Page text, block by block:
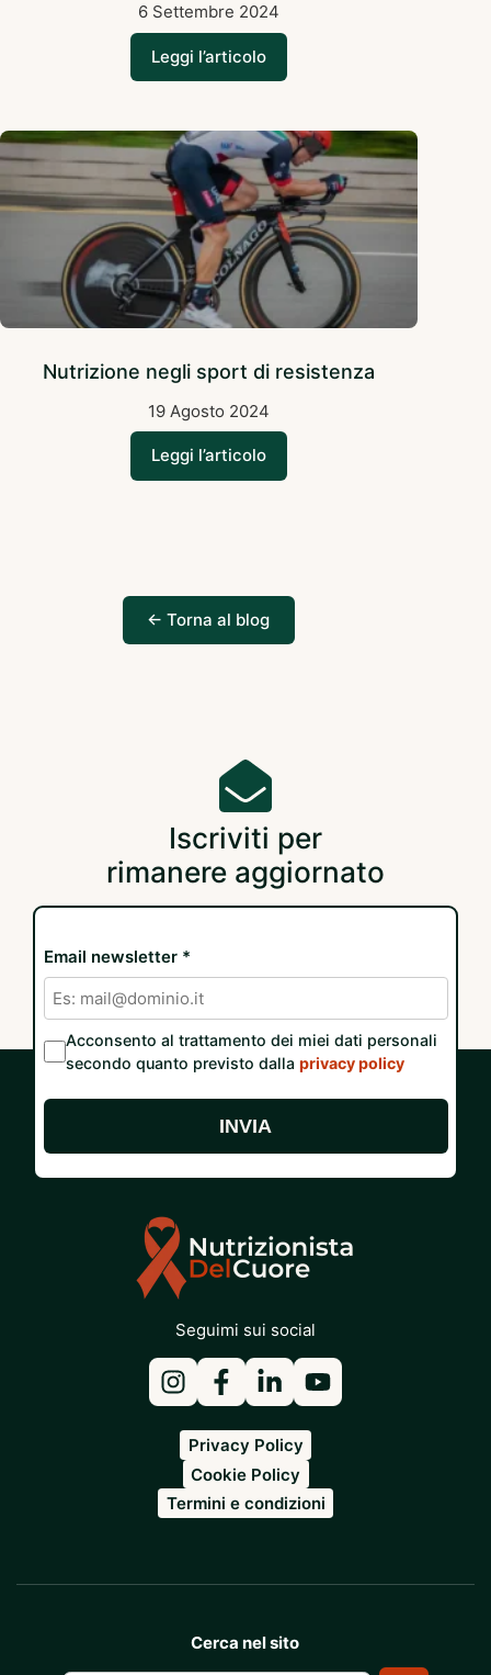
6 Settembre 2024
Leggi l’articolo
Nutrizione negli sport di resistenza
19 Agosto 2024
Leggi l’articolo
← Torna al blog
Iscriviti per
rimanere aggiornato
Email newsletter *
Acconsento al trattamento dei miei dati personali
secondo quanto previsto dalla privacy policy
INVIA
Seguimi sui social
Privacy Policy
Cookie Policy
Termini e condizioni
Cerca nel sito